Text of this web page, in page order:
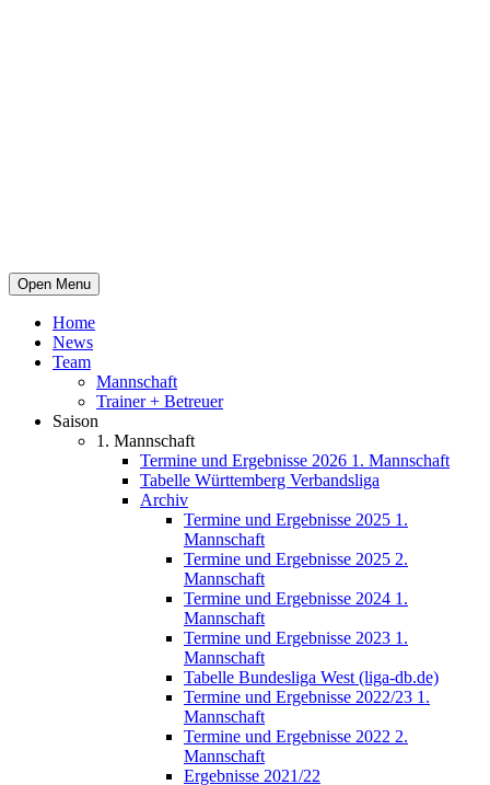
Open Menu
Home
News
Team
Mannschaft
Trainer + Betreuer
Saison
1. Mannschaft
Termine und Ergebnisse 2026 1. Mannschaft
Tabelle Württemberg Verbandsliga
Archiv
Termine und Ergebnisse 2025 1.
Mannschaft
Termine und Ergebnisse 2025 2.
Mannschaft
Termine und Ergebnisse 2024 1.
Mannschaft
Termine und Ergebnisse 2023 1.
Mannschaft
Tabelle Bundesliga West (liga-db.de)
Termine und Ergebnisse 2022/23 1.
Mannschaft
Termine und Ergebnisse 2022 2.
Mannschaft
Ergebnisse 2021/22